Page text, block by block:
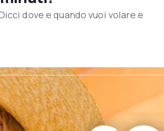
dove e quando vuoi volare e